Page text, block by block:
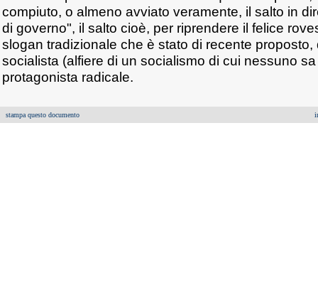
compiuto, o almeno avviato veramente, il salto in
di governo", il salto cioè, per riprendere il felice
slogan tradizionale che è stato di recente
socialista (alfiere di un socialismo di cui nessuno
protagonista radicale.
stampa questo documento